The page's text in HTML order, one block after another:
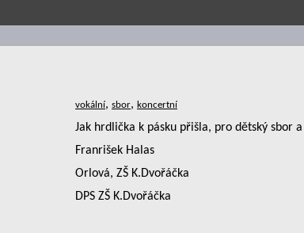
,
,
Jak hrdlička k pásku přišla, pro dětský sbor
Franrišek Halas
Orlová, ZŠ K.Dvořáčka
DPS ZŠ K.Dvořáčka